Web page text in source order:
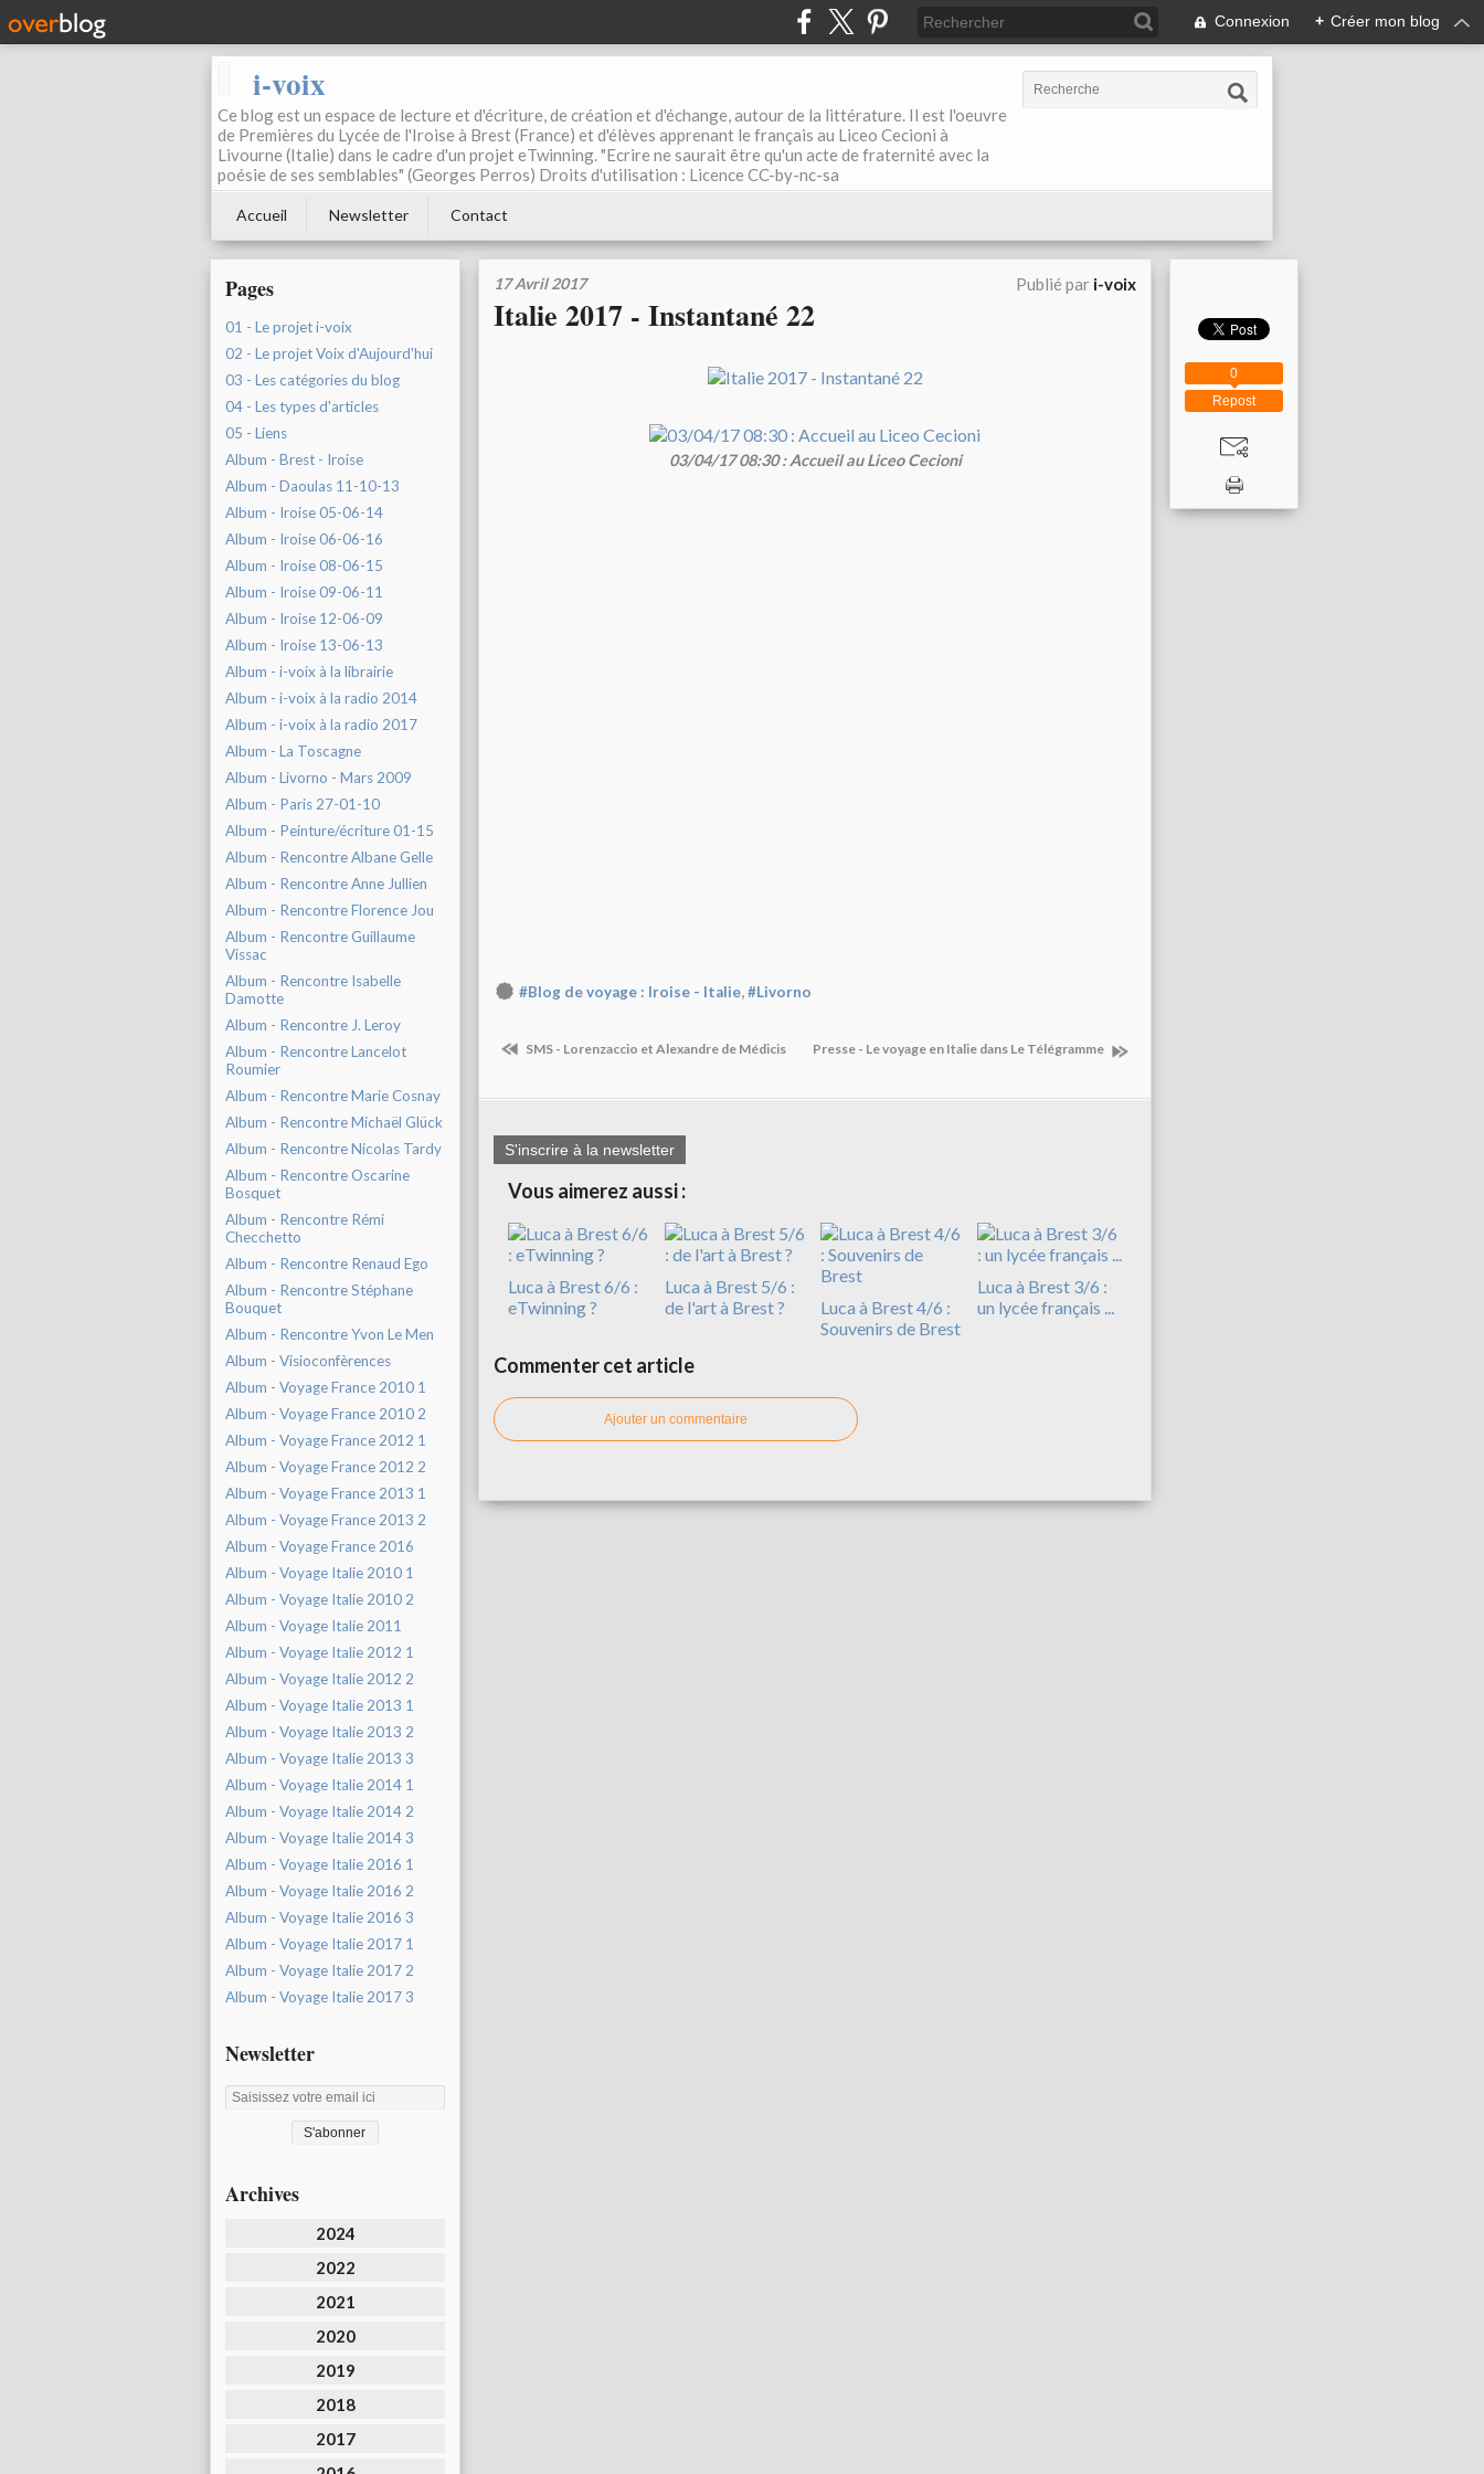
Connexion + Créer mon blog
i-voix
Ce blog est un espace de lecture et d'écriture, de création et d'échange, autour de la littérature. Il est l'oeuvre
de Premières du Lycée de l'Iroise à Brest (France) et d'élèves apprenant le français au Liceo Cecioni à
Livourne (Italie) dans le cadre d'un projet eTwinning. "Ecrire ne saurait être qu'un acte de fraternité avec la
poésie de ses semblables" (Georges Perros) Droits d'utilisation : Licence CC-by-nc-sa
Accueil Newsletter Contact
Pages
01 - Le projet i-voix
02 - Le projet Voix d'Aujourd'hui
03 - Les catégories du blog
04 - Les types d'articles
05 - Liens
Album - Brest - Iroise
Album - Daoulas 11-10-13
Album - Iroise 05-06-14
Album - Iroise 06-06-16
Album - Iroise 08-06-15
Album - Iroise 09-06-11
Album - Iroise 12-06-09
Album - Iroise 13-06-13
Album - i-voix à la librairie
Album - i-voix à la radio 2014
Album - i-voix à la radio 2017
Album - La Toscagne
Album - Livorno - Mars 2009
Album - Paris 27-01-10
Album - Peinture/écriture 01-15
Album - Rencontre Albane Gelle
Album - Rencontre Anne Jullien
Album - Rencontre Florence Jou
Album - Rencontre Guillaume
Vissac
Album - Rencontre Isabelle
Damotte
Album - Rencontre J. Leroy
Album - Rencontre Lancelot
Roumier
Album - Rencontre Marie Cosnay
Album - Rencontre Michaël Glück
Album - Rencontre Nicolas Tardy
Album - Rencontre Oscarine
Bosquet
Album - Rencontre Rémi
Checchetto
Album - Rencontre Renaud Ego
Album - Rencontre Stéphane
Bouquet
Album - Rencontre Yvon Le Men
Album - Visioconfèrences
Album - Voyage France 2010 1
Album - Voyage France 2010 2
Album - Voyage France 2012 1
Album - Voyage France 2012 2
Album - Voyage France 2013 1
Album - Voyage France 2013 2
Album - Voyage France 2016
Album - Voyage Italie 2010 1
Album - Voyage Italie 2010 2
Album - Voyage Italie 2011
Album - Voyage Italie 2012 1
Album - Voyage Italie 2012 2
Album - Voyage Italie 2013 1
Album - Voyage Italie 2013 2
Album - Voyage Italie 2013 3
Album - Voyage Italie 2014 1
Album - Voyage Italie 2014 2
Album - Voyage Italie 2014 3
Album - Voyage Italie 2016 1
Album - Voyage Italie 2016 2
Album - Voyage Italie 2016 3
Album - Voyage Italie 2017 1
Album - Voyage Italie 2017 2
Album - Voyage Italie 2017 3
Newsletter
Archives
2024
2022
2021
2020
2019
2018
2017
17 Avril 2017 Publié par i-voix
Italie 2017 - Instantané 22
03/04/17 08:30 : Accueil au Liceo Cecioni
#Blog de voyage : Iroise - Italie,#Livorno
SMS - Lorenzaccio et Alexandre de Médicis Presse - Le voyage en Italie dans Le Télégramme
S'inscrire à la newsletter
Vous aimerez aussi :
Luca à Brest 6/6 :
eTwinning ?
Luca à Brest 5/6 :
de l'art à Brest ?
Luca à Brest 4/6 :
Souvenirs de Brest
Luca à Brest 3/6 :
un lycée français ...
Commenter cet article
Ajouter un commentaire
Repost
0